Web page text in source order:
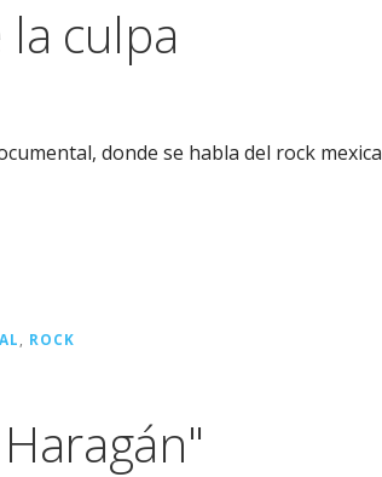
culpa
donde se habla del rock
ROCK